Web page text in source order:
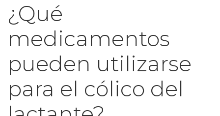
¿Qué
medicamentos
pueden utilizarse
para el cólico del